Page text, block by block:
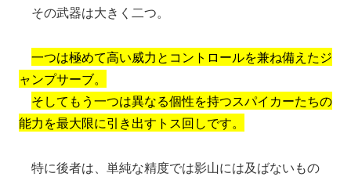
その武器は大きく二つ。
一つは極めて高い威力とコントロールを兼ね備えたジ
ャンプサーブ。
そしてもう一つは異なる個性を持つスパイカーたちの
能力を最大限に引き出すトス回しです。
特に後者は、単純な精度では影山には及ばないもの